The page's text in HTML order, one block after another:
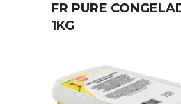
FR PURE
1KG